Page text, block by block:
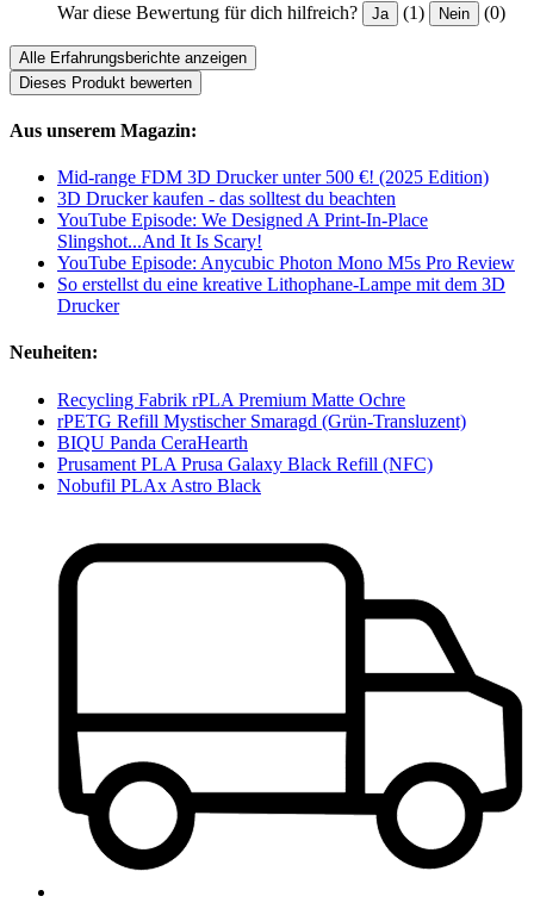
War diese Bewertung für dich hilfreich? Ja (1) Nein (0)
Alle Erfahrungsberichte anzeigen
Dieses Produkt bewerten
Aus unserem Magazin:
Mid-range FDM 3D Drucker unter 500 €! (2025 Edition)
3D Drucker kaufen - das solltest du beachten
YouTube Episode: We Designed A Print-In-Place
Slingshot...And It Is Scary!
YouTube Episode: Anycubic Photon Mono M5s Pro Review
So erstellst du eine kreative Lithophane-Lampe mit dem 3D
Drucker
Neuheiten:
Recycling Fabrik rPLA Premium Matte Ochre
rPETG Refill Mystischer Smaragd (Grün-Transluzent)
BIQU Panda CeraHearth
Prusament PLA Prusa Galaxy Black Refill (NFC)
Nobufil PLAx Astro Black